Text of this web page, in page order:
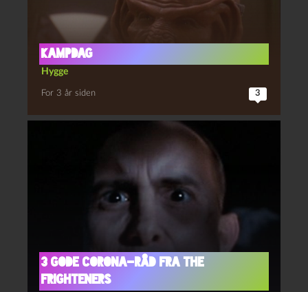
Kampdag
Hygge
For 3 år siden 3
3 gode corona-råd fra The
Frighteners